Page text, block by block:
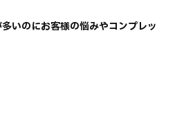
多いのにお客様の悩みやコンプレッ